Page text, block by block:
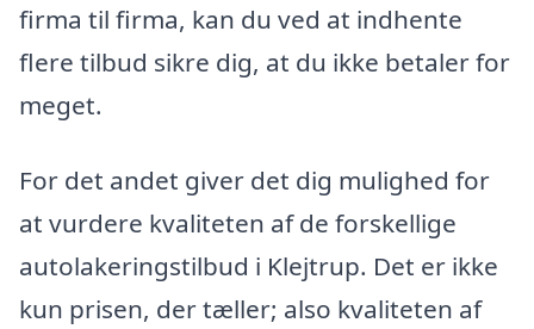
firma til firma, kan du ved at indhente
flere tilbud sikre dig, at du ikke betaler for
meget.
For det andet giver det dig mulighed for
at vurdere kvaliteten af de forskellige
autolakeringstilbud i Klejtrup. Det er ikke
kun prisen, der tæller; also kvaliteten af